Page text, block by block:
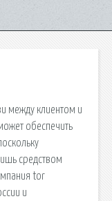
между клиентом и
обеспечить
средством
tor
и